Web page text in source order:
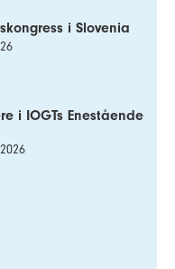
i Slovenia
i IOGTs Enestående